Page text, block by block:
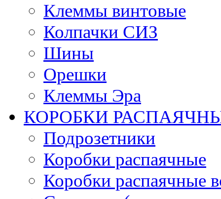
Клеммы винтовые
Колпачки СИЗ
Шины
Орешки
Клеммы Эра
КОРОБКИ
Подрозетники
Коробки распаячные
Коробки распаячные